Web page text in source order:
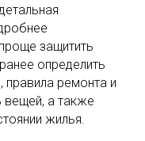
защитить
определить
правила ремонта и
вещей, а также
жилья.